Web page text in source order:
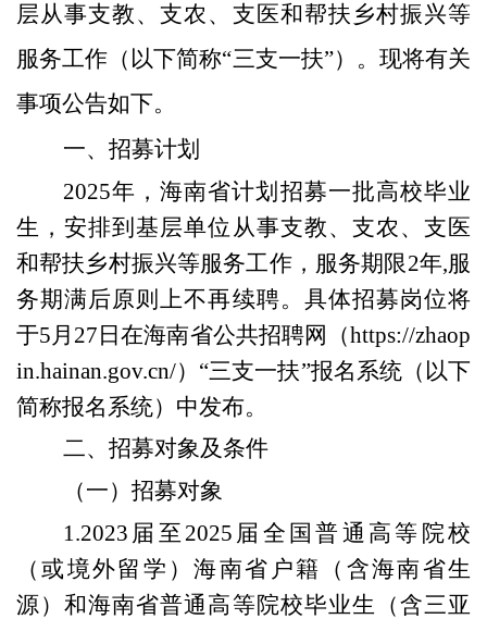
层从事支教、支农、支医和帮扶乡村振兴等
服务工作（以下简称“三支一扶”）。现将有关
事项公告如下。
一、招募计划
2025年 ，海南省计划招募一批高校毕业
生，安排到基层单位从事支教、支农、支医
和帮扶乡村振兴等服务工作，服务期限2年,服
务期满后原则上不再续聘。 具体招募岗位将
于5月27日在海南省公共招聘网
（https://zhaop
in.hainan.gov.cn/） “三支一扶”报名系统（以下
简称报名系统）中发布。
二、招募对象及条件
（一）招募对象
1.2023届 至 2025届全国普通高等院校
（或境外留学）海南省户籍（含海南省生
源）和海南省普通高等院校毕业生（含三亚